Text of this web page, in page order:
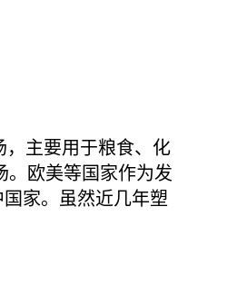
，主要用于粮食、化
。欧美等国家作为发
家。虽然近几年塑